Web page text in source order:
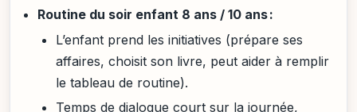
Routine du soir enfant 8 ans / 10 ans :
L’enfant prend les initiatives (prépare ses
affaires, choisit son livre, peut aider à remplir
le tableau de routine).
Temps de dialogue court sur la journée,